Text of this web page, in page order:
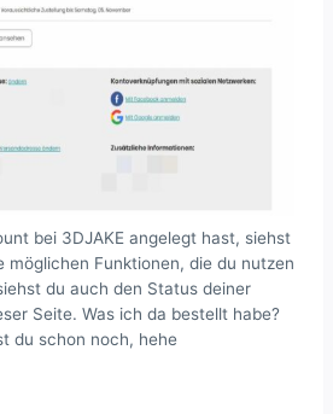
bei 3DJAKE angelegt hast, siehst
möglichen Funktionen, die du nutzen
du auch den Status deiner
Seite. Was ich da bestellt habe?
du schon noch, hehe